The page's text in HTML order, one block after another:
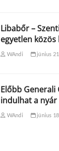
Libabőr –
egyetlen
WAndi június
Előbb Generali
indulhat a nyár
WAndi június